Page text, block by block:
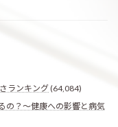
ランキング(64,084)
の？〜健康への影響と病気